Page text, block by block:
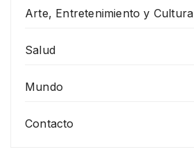
Arte, Entretenimiento y Cultura
Salud
Mundo
Contacto